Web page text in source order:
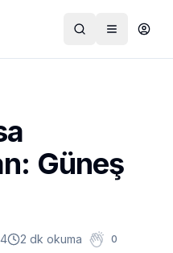
Güneş
2 dk okuma 0